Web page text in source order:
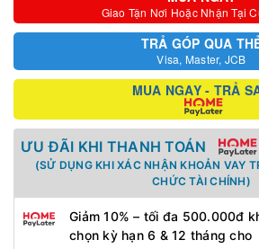
Giao Tận Nơi Hoặc Nhận Tại
TRẢ GÓP QUA
Visa, Master, JCB
MUA NGAY - TRẢ
ƯU ĐÃI KHI THANH TOÁN
(SỬ DỤNG KHI XÁC NHẬN KHOẢN VAY
CHỨC TÀI CHÍNH)
Giảm 10% – tối đa 500.000đ
chọn kỳ hạn 6 & 12 tháng cho